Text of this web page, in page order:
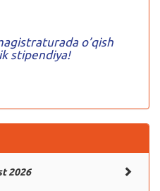
o’qish
stipendiya!
2026